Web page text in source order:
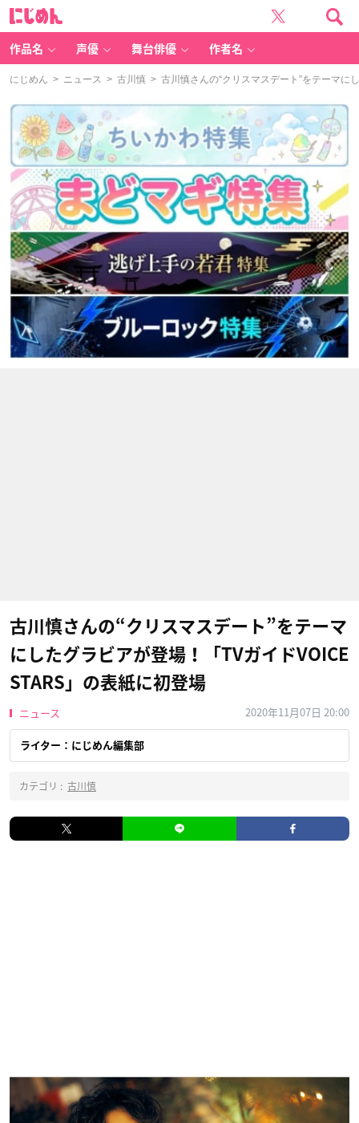
作品名 声優 舞台俳優 作者名
にじめん > ニュース > 古川慎 > 古川慎さんの“クリスマスデート”をテーマに
古川慎さんの“クリスマスデート”をテーマ
にしたグラビアが登場！「TVガイドVOICE
STARS」の表紙に初登場
ニュース 2020年11月07日 20:00
ライター：にじめん編集部
カテゴリ : 古川慎